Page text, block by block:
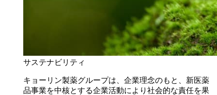
サステナビリティ
キョーリン製薬グループは、企業理念のもと、新医薬
品事業を中核とする企業活動により社会的な責任を果